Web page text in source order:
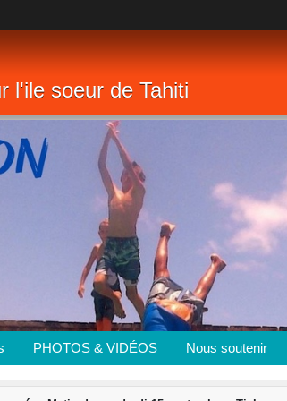
l'ile soeur de Tahiti
PHOTOS & VIDÉOS Nous soutenir